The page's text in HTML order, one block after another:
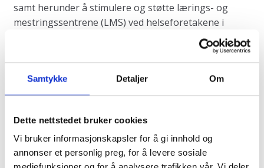
Samtykke Detaljer Om
Dette nettstedet bruker cookies
Vi bruker informasjonskapsler for å gi innhold og
annonser et personlig preg, for å levere sosiale
samt herunder å stimulere og støtte lærings- og
mestringssentrene (LMS) ved helseforetakene i
utvikling og gjennomføring av lærings- og
Prosjekt SMIL – styrket mestring i livet startet opp i
januar 2008, definert som et toårig
etablere en felles plattform for lærings- og
mestringstilbud som et bidrag til at LMS og
helseforetakene får styrket sin innsats overfor barn